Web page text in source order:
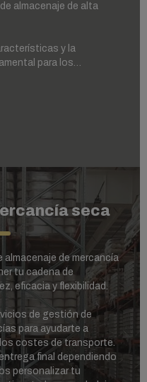
almacenaje de alta
y la
para los
seca
almacenaje de mercancía
tu cadena de
eficacia y flexibilidad.
de gestión de
para ayudarte a
costes de transporte.
final dependiendo
personalizar tu